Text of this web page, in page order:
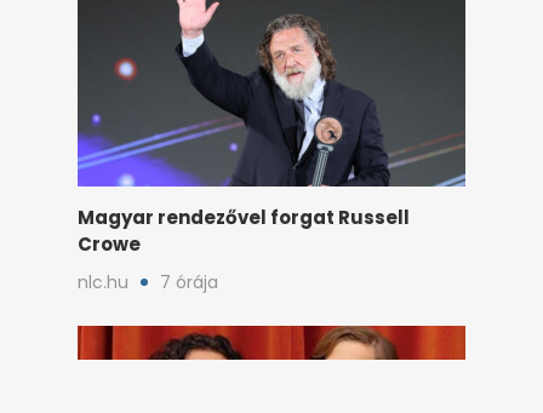
Magyar rendezővel forgat Russell
Crowe
nlc.hu 7 órája